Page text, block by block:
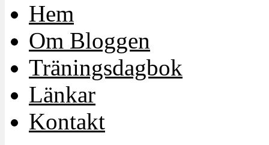
Hem
Om Bloggen
Träningsdagbok
Länkar
Kontakt